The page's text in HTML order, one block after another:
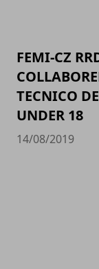
FEMI-CZ
TECNICO
UNDER 18
14/08/2019